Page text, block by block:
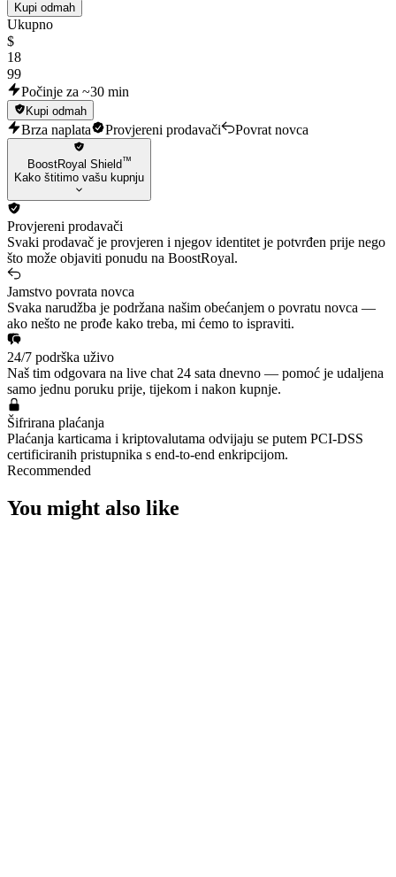
Kupi odmah
Ukupno
$
18
99
Počinje za ~30 min
Kupi odmah
Brza naplata Provjereni prodavači Povrat novca
BoostRoyal Shield™
Kako štitimo vašu kupnju
Provjereni prodavači
Svaki prodavač je provjeren i njegov identitet je potvrđen prije nego
što može objaviti ponudu na BoostRoyal.
Jamstvo povrata novca
Svaka narudžba je podržana našim obećanjem o povratu novca —
ako nešto ne prođe kako treba, mi ćemo to ispraviti.
24/7 podrška uživo
Naš tim odgovara na live chat 24 sata dnevno — pomoć je udaljena
samo jednu poruku prije, tijekom i nakon kupnje.
Šifrirana plaćanja
Plaćanja karticama i kriptovalutama odvijaju se putem PCI-DSS
certificiranih pristupnika s end-to-end enkripcijom.
Recommended
You might also like